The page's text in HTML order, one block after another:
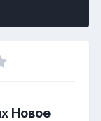
Новое